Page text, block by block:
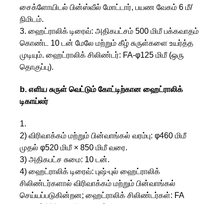
சைக்ளோயிடல் பின்ஸ்வீல் மோட்டார், பயண வேகம் 6 மீ/
நிமிடம்.
3. ஹைட்ராலிக் டிரைவ்: அதிகபட்சம் 500 மிமீ பக்கவாதம்
கொண்ட 10 டன் மேலே மற்றும் கீழ் சுருள்களை உயர்த்த
முடியும். ஹைட்ராலிக் சிலிண்டர்: FA-φ125 மிமீ (ஒரு
தொகுப்பு).
b. எளிய சுருள் வெட்டும் கோட்டிற்கான ஹைட்ராலிக்
டிகாய்லர்
1.
2) விரிவாக்கம் மற்றும் பின்வாங்கல் வரம்பு: φ460 மிமீ
முதல் φ520 மிமீ × 850 மிமீ வரை.
3) அதிகபட்ச சுமை: 10 டன்.
4) ஹைட்ராலிக் டிரைவ்: புஷ்-புல் ஹைட்ராலிக்
சிலிண்டர்களால் விரிவாக்கம் மற்றும் பின்வாங்கல்
செய்யப்படுகின்றன; ஹைட்ராலிக் சிலிண்டர்கள்: FA